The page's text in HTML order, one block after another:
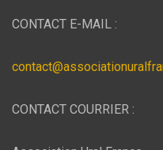
CONTACT E-MAIL :
CONTACT COURRIER :